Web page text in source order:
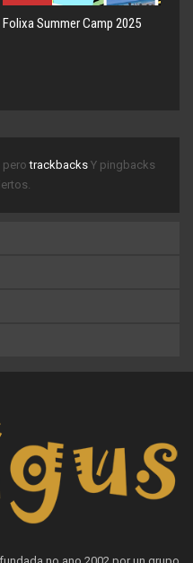
Folixa Summer Camp 2025
perotrackbacks Y pingbacks